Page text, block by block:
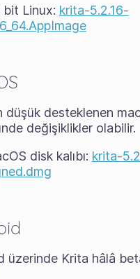
bit Linux: krita-5.2.16-
düşük desteklenen
değişiklikler olabilir.
disk kalıbı: krita-
üzerinde Krita hâlâ